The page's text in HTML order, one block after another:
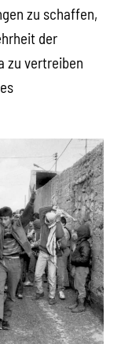
zu schaffen,
der
zu vertreiben